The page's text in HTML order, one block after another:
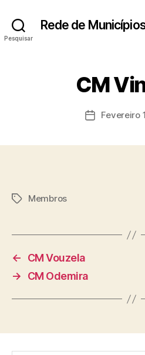
Pesquisar
Rede de
CM
DataFevereiro
Etiquetas
Membros
←
CM Vouzela
→
CM Odemira